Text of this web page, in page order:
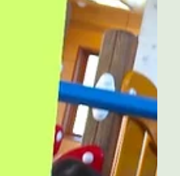
導員が転がしたボールを、 ち
いきます。 まっすぐ転がして
あって、...